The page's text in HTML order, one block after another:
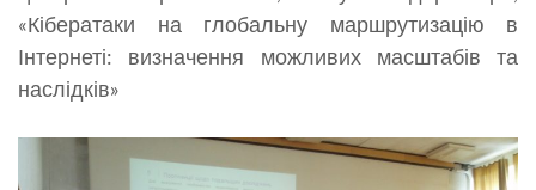
«Кібератаки на глобальну маршрутизацію в
Інтернеті: визначення можливих масштабів та
наслідків»